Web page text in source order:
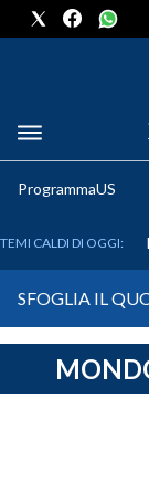
METEO
CRONACA
ProgrammaUS
TEMI CALDI DI OGGI:
SFOGLIA IL